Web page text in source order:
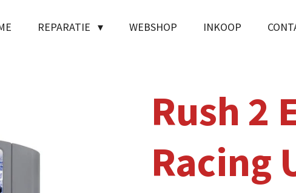
REPARATIE WEBSHOP INKOOP
Rush 2
Racing